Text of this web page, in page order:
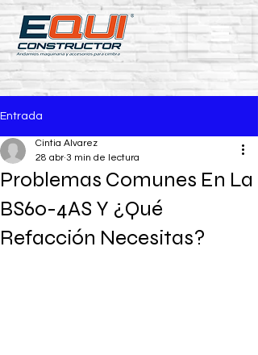
Entrada
Problemas Comunes En La
BS60-4AS Y ¿Qué
Refacción Necesitas?
Cintia Alvarez
28 abr 3 min de lectura